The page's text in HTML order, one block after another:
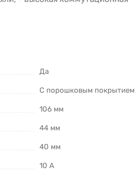
Да
С порошковым покрытием
106 мм
44 мм
40 мм
10 А